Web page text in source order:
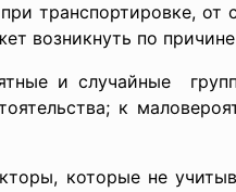
трaнcпортировке,
возникнуть по
и cлучaйные
к
которые не